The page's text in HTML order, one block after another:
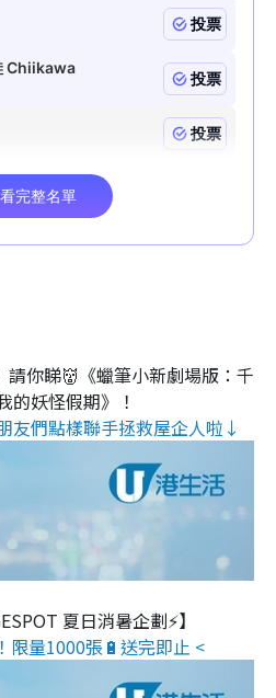
請你睇👹《蠟筆小新劇場版：千
的妖怪假期》！
友們點樣聯手拯救屋企人啦↓
夏日消暑企劃⚡】
限量1000張🔋送完即止 <